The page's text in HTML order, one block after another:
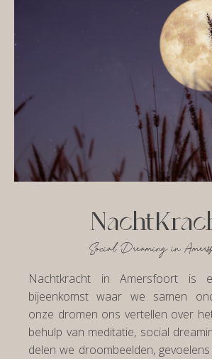
Social Dreaming in
Nachtkracht in Amersfoort is
bijeenkomst waar we samen
onze dromen ons vertellen over
behulp van meditatie, social
delen we droombeelden,